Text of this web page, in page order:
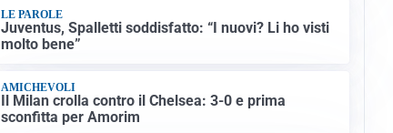
LE PAROLE
Juventus, Spalletti soddisfatto: “I nuovi? Li ho visti
molto bene”
AMICHEVOLI
Il Milan crolla contro il Chelsea: 3-0 e prima
sconfitta per Amorim